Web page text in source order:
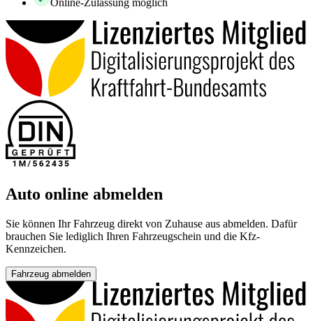
Auto online abmelden
Sie können Ihr Fahrzeug direkt von Zuhause aus abmelden. Dafür
brauchen Sie lediglich Ihren Fahrzeugschein und die Kfz-
Kennzeichen.
Fahrzeug abmelden